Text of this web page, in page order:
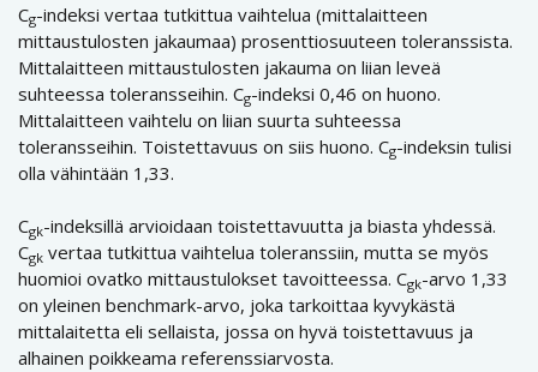
Cg-indeksi vertaa tutkittua vaihtelua (mittalaitteen
mittaustulosten jakaumaa) prosenttiosuuteen toleranssista.
Mittalaitteen mittaustulosten jakauma on liian leveä
suhteessa toleransseihin. Cg-indeksi 0,46 on huono.
Mittalaitteen vaihtelu on liian suurta suhteessa
toleransseihin. Toistettavuus on siis huono. Cg-indeksin tulisi
olla vähintään 1,33.
Cgk-indeksillä arvioidaan toistettavuutta ja biasta yhdessä.
Cgk vertaa tutkittua vaihtelua toleranssiin, mutta se myös
huomioi ovatko mittaustulokset tavoitteessa. Cgk-arvo 1,33
on yleinen benchmark-arvo, joka tarkoittaa kyvykästä
mittalaitetta eli sellaista, jossa on hyvä toistettavuus ja
alhainen poikkeama referenssiarvosta.